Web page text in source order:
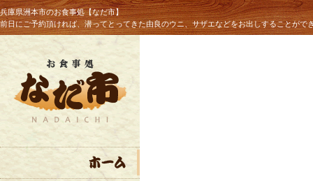
兵庫県洲本市のお食事処【なだ市】
前日にご予約頂ければ、潜ってとってきた由良のウニ、サザエなどをお出しすることがで